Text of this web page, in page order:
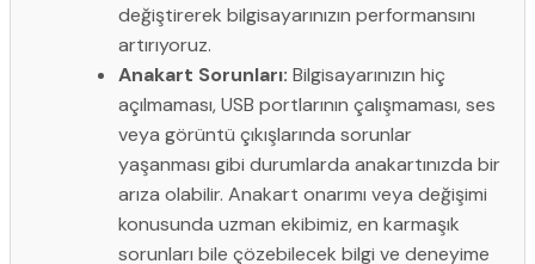
değiştirerek bilgisayarınızın performansını
artırıyoruz.
Anakart Sorunları: Bilgisayarınızın hiç
açılmaması, USB portlarının çalışmaması, ses
veya görüntü çıkışlarında sorunlar
yaşanması gibi durumlarda anakartınızda bir
arıza olabilir. Anakart onarımı veya değişimi
konusunda uzman ekibimiz, en karmaşık
sorunları bile çözebilecek bilgi ve deneyime